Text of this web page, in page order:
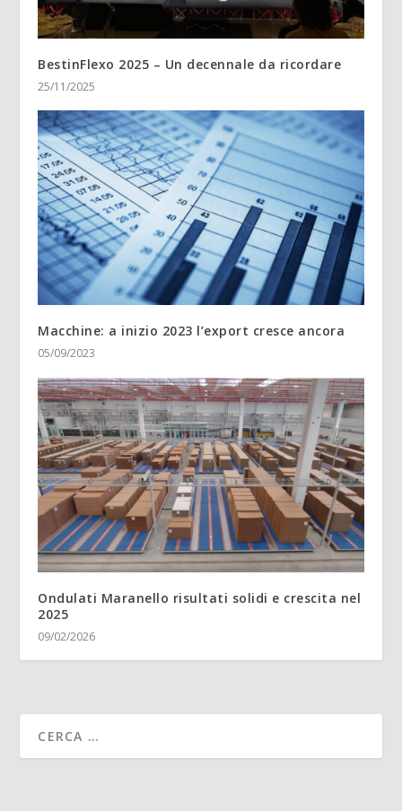
BestinFlexo 2025 – Un decennale da ricordare
25/11/2025
Macchine: a inizio 2023 l’export cresce ancora
05/09/2023
Ondulati Maranello risultati solidi e crescita nel
2025
09/02/2026